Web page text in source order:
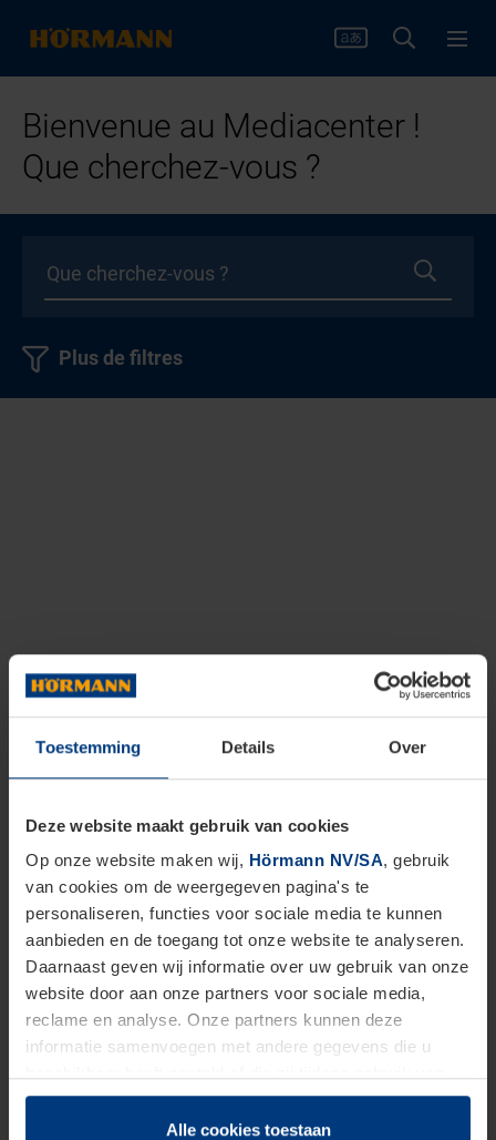
Toestemming Details Over
Deze website maakt gebruik van cookies
Op onze website maken wij, Hörmann NV/SA, gebruik
van cookies om de weergegeven pagina's te
personaliseren, functies voor sociale media te kunnen
aanbieden en de toegang tot onze website te analyseren.
Daarnaast geven wij informatie over uw gebruik van onze
website door aan onze partners voor sociale media,
reclame en analyse. Onze partners kunnen deze
informatie samenvoegen met andere gegevens die u
hun diensten hebben verzameld.
Juridisch hebben wij het recht om cookies op uw
Alle cookies toestaan
Bienvenue au Mediacenter !
Que cherchez-vous ?
Plus de filtres